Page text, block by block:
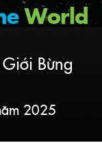
World
Bừng
2025